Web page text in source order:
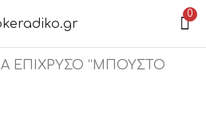
0
ΕΠΙΧΡΥΣΟ “ΜΠΟΥΣΤΟ